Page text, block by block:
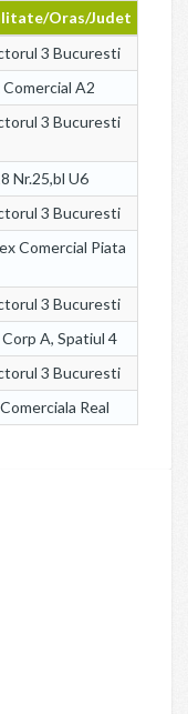
Oras/Judet
3 Bucuresti
A2
3 Bucuresti
Nr.25,bl U6
3 Bucuresti
Comercial Piata
3 Bucuresti
A, Spatiul 4
3 Bucuresti
Real